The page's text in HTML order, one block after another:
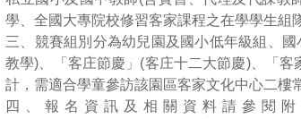
學、全國大專院校修習客家課程之在學學生組
三、競賽組別分為幼兒園及國小低年級組、
教學)、「客庄節慶」(客庄十二大節慶)、「
計，需適合學童參訪該園區客家文化中心二樓
四、報名資訊及相關資料請參閱